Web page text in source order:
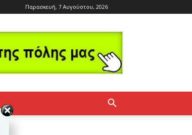
Παρασκευή, 7 Αυγούστου, 2026